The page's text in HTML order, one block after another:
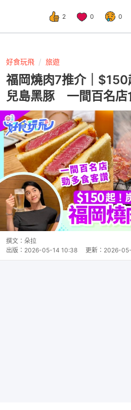
2 0 0
好食玩飛 旅遊
福岡燒肉7推介｜
兒島黑豚 一間百名店
撰文： 朵拉
出版： 2026-05-14 10:38 更新： 2026-